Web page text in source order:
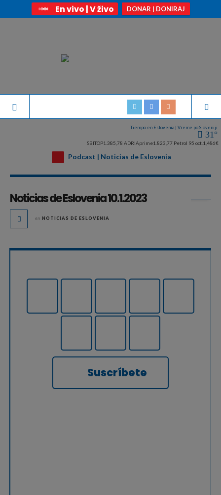
En vivo | V živo DONAR | DONIRAJ
Tiempo en Eslovenia | Vreme po Sloveniji
31°
SBITOP1.385,78 ADRIAprime1.823,77 Petrol 95 oct. 1,486€
Podcast | Noticias de Eslovenia
Noticias de Eslovenia 10.1.2023
en NOTICIAS DE ESLOVENIA
Suscríbete